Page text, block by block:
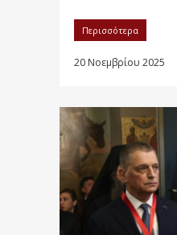
Περισσότερα
20 Νοεμβρίου 2025